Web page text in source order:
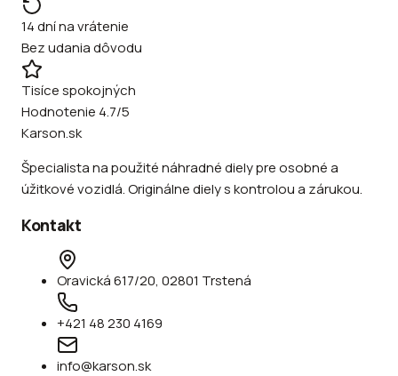
14 dní na vrátenie
Bez udania dôvodu
Tisíce spokojných
Hodnotenie 4.7/5
Karson.sk
Špecialista na použité náhradné diely pre osobné a
úžitkové vozidlá. Originálne diely s kontrolou a zárukou.
Kontakt
Oravická 617/20, 02801 Trstená
+421 48 230 4169
info@karson.sk